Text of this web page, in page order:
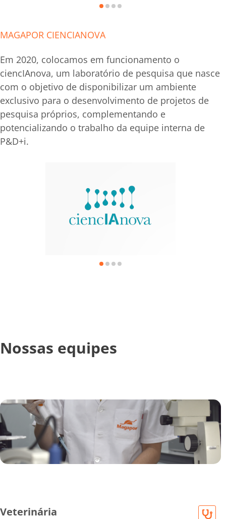
MAGAPOR CIENCIANOVA
Em 2020, colocamos em funcionamento o
ciencIAnova, um laboratório de pesquisa que nasce
com o objetivo de disponibilizar um ambiente
exclusivo para o desenvolvimento de projetos de
pesquisa próprios, complementando e
potencializando o trabalho da equipe interna de
P&D+i.
Nossas equipes
Veterinária